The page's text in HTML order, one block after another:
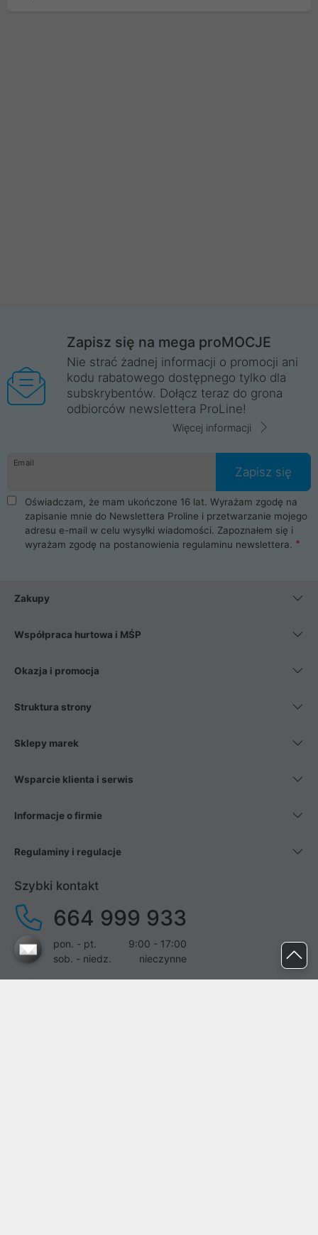
Zapisz się na mega proMOCJE
Nie strać żadnej informacji o promocji ani
kodu rabatowego dostępnego tylko dla
subskrybentów. Dołącz teraz do grona
odbiorców newslettera ProLine!
Więcej informacji
Email
Zapisz się
Oświadczam, że mam ukończone 16 lat. Wyrażam zgodę na
zapisanie mnie do Newslettera Proline i przetwarzanie mojego
adresu e-mail w celu wysyłki wiadomości. Zapoznałem się i
wyrażam zgodę na postanowienia regulaminu newslettera.
Zakupy
Współpraca hurtowa i MŚP
Okazja i promocja
Struktura strony
Sklepy marek
Wsparcie klienta i serwis
Informacje o firmie
Regulaminy i regulacje
Szybki kontakt
664 999 933
pon. - pt.
9:00 - 17:00
sob. - niedz.
nieczynne